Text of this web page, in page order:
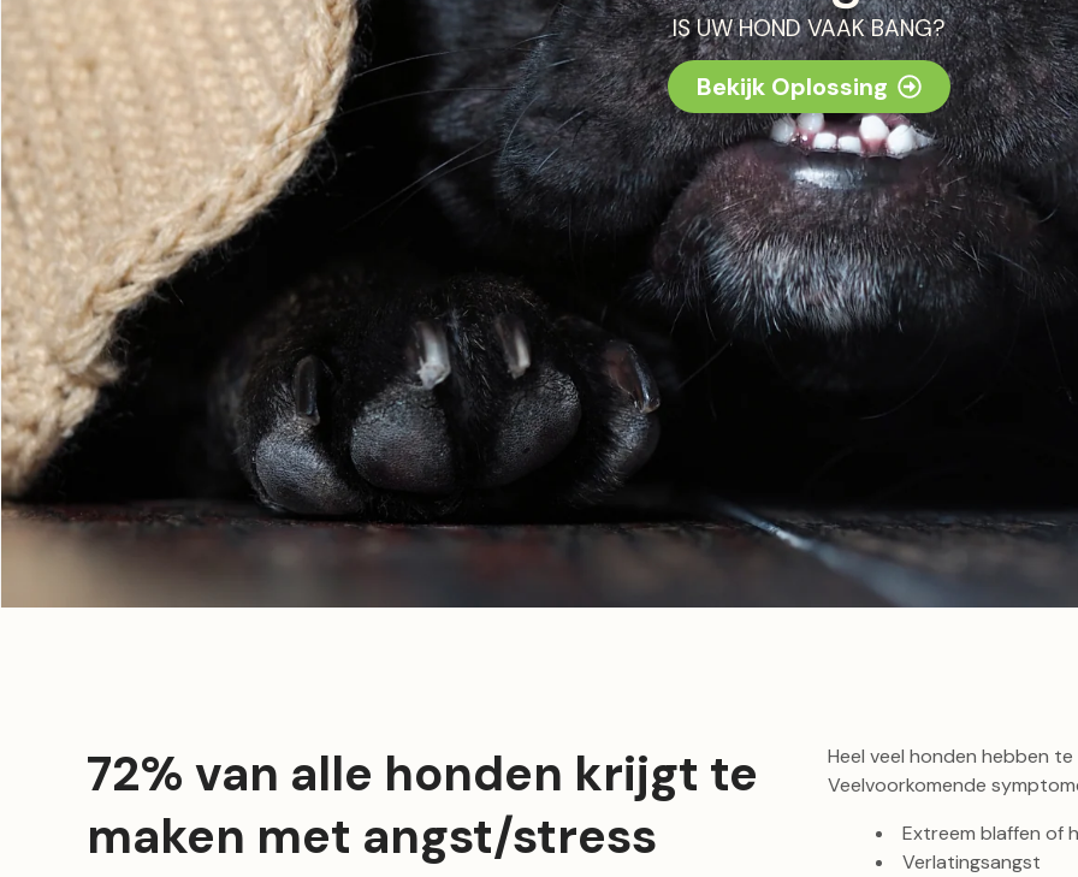
IS UW HOND VAAK BANG?
Bekijk Oplossing
72% van alle honden krijgt te
maken met angst/stress
Heel veel honden hebben
Veelvoorkomende
Extreem blaffen of
Verlatingsangst